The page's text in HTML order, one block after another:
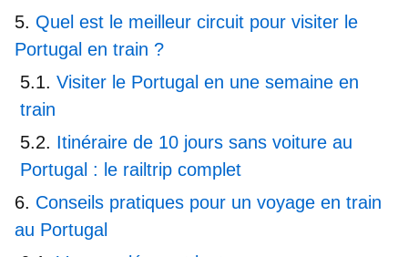
Quel est le meilleur circuit pour visiter le
Portugal en train ?
Visiter le Portugal en une semaine en
train
Itinéraire de 10 jours sans voiture au
Portugal : le railtrip complet
Conseils pratiques pour un voyage en train
au Portugal